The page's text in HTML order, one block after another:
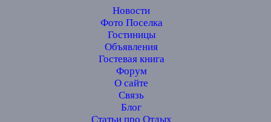
Новости
Фото Поселка
Гостиницы
Объявления
Гостевая книга
Форум
О сайте
Связь
Блог
Статьи про Отдых